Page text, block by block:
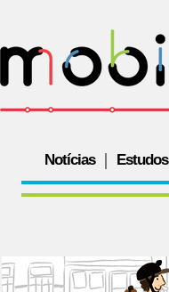
Notícias Estudos